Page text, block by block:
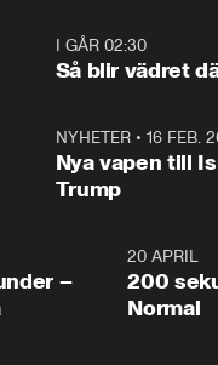
I GÅR 02:30
Så blir vädret
NYHETER• 16 FEB.
Nya vapen till
Trump
4:23
–
20 APRIL
200
Normal